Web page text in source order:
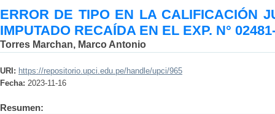
ERROR DE TIPO EN LA CALIFICACIÓN
IMPUTADO RECAÍDA EN EL EXP. N°
Torres Marchan, Marco Antonio
URI: https://repositorio.upci.edu.pe/handle/upci/965
Fecha: 2023-11-16
Resumen: